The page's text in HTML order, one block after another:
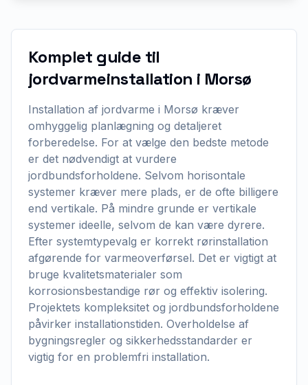
Komplet guide til
jordvarmeinstallation i Morsø
Installation af jordvarme i Morsø kræver
omhyggelig planlægning og detaljeret
forberedelse. For at vælge den bedste metode
er det nødvendigt at vurdere
jordbundsforholdene. Selvom horisontale
systemer kræver mere plads, er de ofte billigere
end vertikale. På mindre grunde er vertikale
systemer ideelle, selvom de kan være dyrere.
Efter systemtypevalg er korrekt rørinstallation
afgørende for varmeoverførsel. Det er vigtigt at
bruge kvalitetsmaterialer som
korrosionsbestandige rør og effektiv isolering.
Projektets kompleksitet og jordbundsforholdene
påvirker installationstiden. Overholdelse af
bygningsregler og sikkerhedsstandarder er
vigtig for en problemfri installation.